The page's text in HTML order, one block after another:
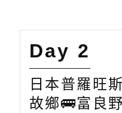
Day 2
日本普羅旺
故鄉🚌富良